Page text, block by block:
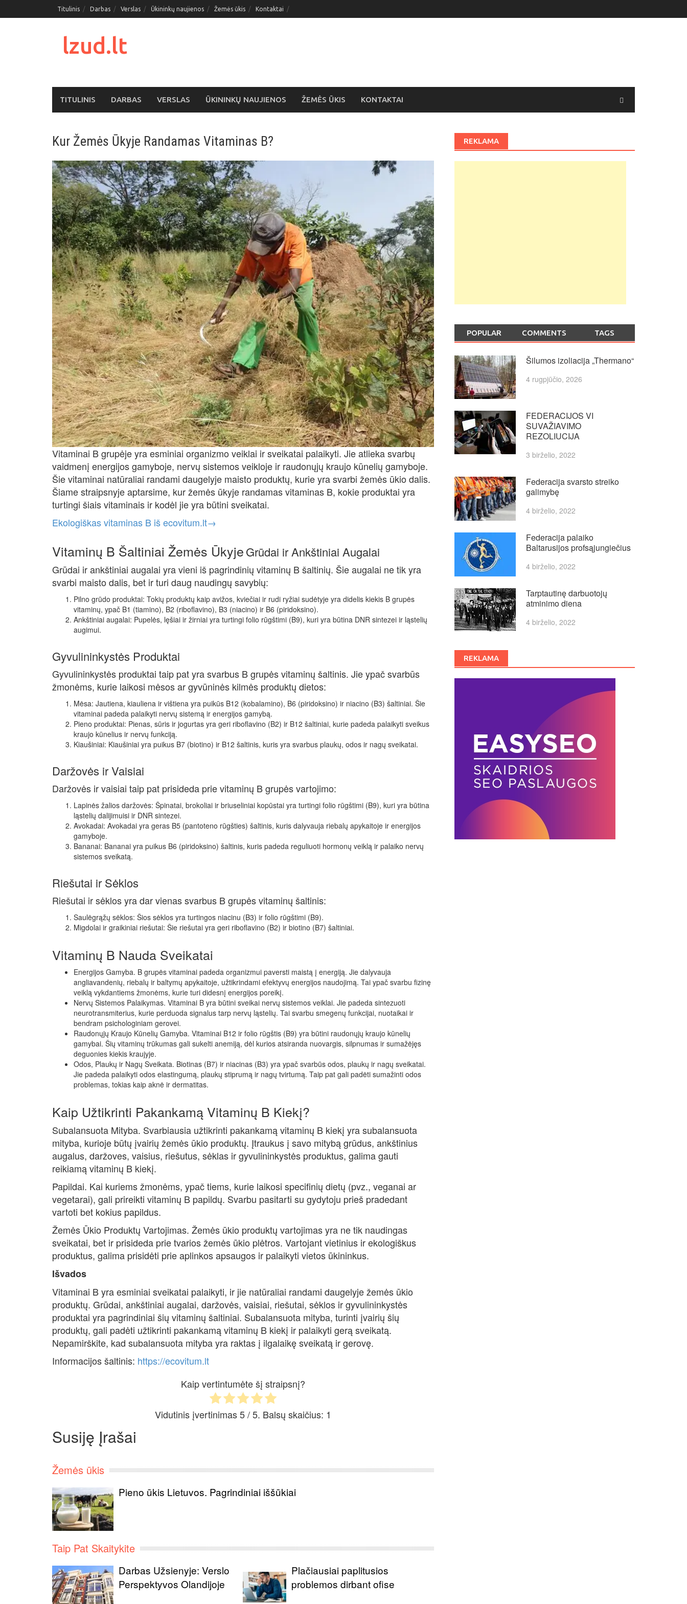
Titulinis Darbas Verslas Ūkininkų naujienos Žemės ūkis Kontaktai
lzud.lt
TITULINIS DARBAS VERSLAS ŪKININKŲ NAUJIENOS ŽEMĖS ŪKIS KONTAKTAI
Kur Žemės Ūkyje Randamas Vitaminas B?
Vitaminai B grupėje yra esminiai organizmo veiklai ir sveikatai palaikyti. Jie atlieka svarbų
vaidmenį energijos gamyboje, nervų sistemos veikloje ir raudonųjų kraujo kūnelių gamyboje.
Šie vitaminai natūraliai randami daugelyje maisto produktų, kurie yra svarbi žemės ūkio dalis.
Šiame straipsnyje aptarsime, kur žemės ūkyje randamas vitaminas B, kokie produktai yra
turtingi šiais vitaminais ir kodėl jie yra būtini sveikatai.
Ekologiškas vitaminas B iš ecovitum.lt→
Vitaminų B Šaltiniai Žemės ŪkyjeGrūdai ir Ankštiniai Augalai
Grūdai ir ankštiniai augalai yra vieni iš pagrindinių vitaminų B šaltinių. Šie augalai ne tik yra
svarbi maisto dalis, bet ir turi daug naudingų savybių:
Pilno grūdo produktai: Tokių produktų kaip avižos, kviečiai ir rudi ryžiai sudėtyje yra didelis kiekis B grupės
vitaminų, ypač B1 (tiamino), B2 (riboflavino), B3 (niacino) ir B6 (piridoksino).
Ankštiniai augalai: Pupelės, lęšiai ir žirniai yra turtingi folio rūgštimi (B9), kuri yra būtina DNR sintezei ir ląstelių
augimui.
Gyvulininkystės Produktai
Gyvulininkystės produktai taip pat yra svarbus B grupės vitaminų šaltinis. Jie ypač svarbūs
žmonėms, kurie laikosi mėsos ar gyvūninės kilmės produktų dietos:
Mėsa: Jautiena, kiauliena ir vištiena yra puikūs B12 (kobalamino), B6 (piridoksino) ir niacino (B3) šaltiniai. Šie
vitaminai padeda palaikyti nervų sistemą ir energijos gamybą.
Pieno produktai: Pienas, sūris ir jogurtas yra geri riboflavino (B2) ir B12 šaltiniai, kurie padeda palaikyti sveikus
kraujo kūnelius ir nervų funkciją.
Kiaušiniai: Kiaušiniai yra puikus B7 (biotino) ir B12 šaltinis, kuris yra svarbus plaukų, odos ir nagų sveikatai.
Daržovės ir Vaisiai
Daržovės ir vaisiai taip pat prisideda prie vitaminų B grupės vartojimo:
Lapinės žalios daržovės: Špinatai, brokoliai ir briuseliniai kopūstai yra turtingi folio rūgštimi (B9), kuri yra būtina
ląstelių dalijimuisi ir DNR sintezei.
Avokadai: Avokadai yra geras B5 (pantoteno rūgšties) šaltinis, kuris dalyvauja riebalų apykaitoje ir energijos
gamyboje.
Bananai: Bananai yra puikus B6 (piridoksino) šaltinis, kuris padeda reguliuoti hormonų veiklą ir palaiko nervų
sistemos sveikatą.
Riešutai ir Sėklos
Riešutai ir sėklos yra dar vienas svarbus B grupės vitaminų šaltinis:
Saulėgrąžų sėklos: Šios sėklos yra turtingos niacinu (B3) ir folio rūgštimi (B9).
Migdolai ir graikiniai riešutai: Šie riešutai yra geri riboflavino (B2) ir biotino (B7) šaltiniai.
Vitaminų B Nauda Sveikatai
Energijos Gamyba. B grupės vitaminai padeda organizmui paversti maistą į energiją. Jie dalyvauja
angliavandenių, riebalų ir baltymų apykaitoje, užtikrindami efektyvų energijos naudojimą. Tai ypač svarbu fizinę
veiklą vykdantiems žmonėms, kurie turi didesnį energijos poreikį.
Nervų Sistemos Palaikymas. Vitaminai B yra būtini sveikai nervų sistemos veiklai. Jie padeda sintezuoti
neurotransmiterius, kurie perduoda signalus tarp nervų ląstelių. Tai svarbu smegenų funkcijai, nuotaikai ir
bendram psichologiniam gerovei.
Raudonųjų Kraujo Kūnelių Gamyba. Vitaminai B12 ir folio rūgštis (B9) yra būtini raudonųjų kraujo kūnelių
gamybai. Šių vitaminų trūkumas gali sukelti anemiją, dėl kurios atsiranda nuovargis, silpnumas ir sumažėjęs
deguonies kiekis kraujyje.
Odos, Plaukų ir Nagų Sveikata. Biotinas (B7) ir niacinas (B3) yra ypač svarbūs odos, plaukų ir nagų sveikatai.
Jie padeda palaikyti odos elastingumą, plaukų stiprumą ir nagų tvirtumą. Taip pat gali padėti sumažinti odos
problemas, tokias kaip aknė ir dermatitas.
Kaip Užtikrinti Pakankamą Vitaminų B Kiekį?
Subalansuota Mityba. Svarbiausia užtikrinti pakankamą vitaminų B kiekį yra subalansuota
mityba, kurioje būtų įvairių žemės ūkio produktų. Įtraukus į savo mitybą grūdus, ankštinius
augalus, daržoves, vaisius, riešutus, sėklas ir gyvulininkystės produktus, galima gauti
reikiamą vitaminų B kiekį.
Papildai. Kai kuriems žmonėms, ypač tiems, kurie laikosi specifinių dietų (pvz., veganai ar
vegetarai), gali prireikti vitaminų B papildų. Svarbu pasitarti su gydytoju prieš pradedant
vartoti bet kokius papildus.
Žemės Ūkio Produktų Vartojimas. Žemės ūkio produktų vartojimas yra ne tik naudingas
sveikatai, bet ir prisideda prie tvarios žemės ūkio plėtros. Vartojant vietinius ir ekologiškus
produktus, galima prisidėti prie aplinkos apsaugos ir palaikyti vietos ūkininkus.
Išvados
Vitaminai B yra esminiai sveikatai palaikyti, ir jie natūraliai randami daugelyje žemės ūkio
produktų. Grūdai, ankštiniai augalai, daržovės, vaisiai, riešutai, sėklos ir gyvulininkystės
produktai yra pagrindiniai šių vitaminų šaltiniai. Subalansuota mityba, turinti įvairių šių
produktų, gali padėti užtikrinti pakankamą vitaminų B kiekį ir palaikyti gerą sveikatą.
Nepamirškite, kad subalansuota mityba yra raktas į ilgalaikę sveikatą ir gerovę.
Informacijos šaltinis: https://ecovitum.lt
Kaip vertintumėte šį straipsnį?
Vidutinis įvertinimas5/ 5. Balsų skaičius: 1
Susiję Įrašai
Žemės ūkis
Pieno ūkis Lietuvos. Pagrindiniai iššūkiai
Taip Pat Skaitykite
Darbas Užsienyje: Verslo
Perspektyvos Olandijoje
Plačiausiai paplitusios
problemos dirbant ofise
REKLAMA
POPULAR COMMENTS TAGS
Šilumos izoliacija „Thermano“
4 rugpjūčio, 2026
FEDERACIJOS VI
SUVAŽIAVIMO
REZOLIUCIJA
3 birželio, 2022
Federacija svarsto streiko
galimybę
4 birželio, 2022
Federacija palaiko
Baltarusijos profsąjungiečius
4 birželio, 2022
Tarptautinę darbuotojų
atminimo diena
4 birželio, 2022
REKLAMA